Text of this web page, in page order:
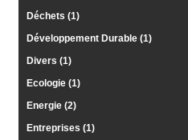
RUBRIQUES
Agenda
Gazette
Déchets (1)
Développement Durable (1)
Divers (1)
Ecologie (1)
Energie (2)
Entreprises (1)